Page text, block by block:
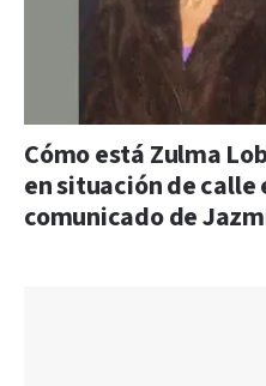
Cómo está Zulma
en situación de calle
comunicado de